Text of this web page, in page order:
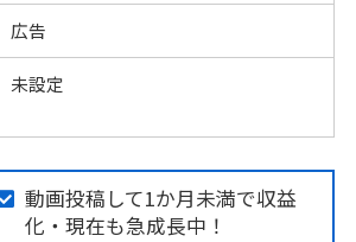
広告
未設定
動画投稿して1か月未満で収益
化・現在も急成長中！